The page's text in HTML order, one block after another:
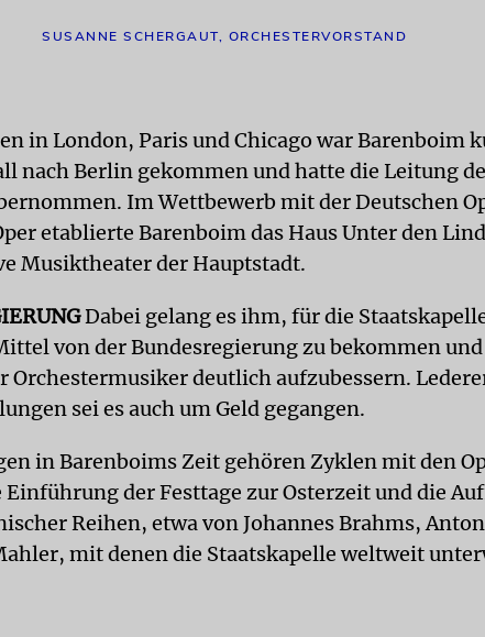
SUSANNE SCHERGAUT, ORCHESTERVORSTAND
in London, Paris und Chicago war Barenboim
nach Berlin gekommen und hatte die Leitung
Im Wettbewerb mit der Deutschen
etablierte Barenboim das Haus Unter den
Musiktheater der Hauptstadt.
Dabei gelang es ihm, für die
von der Bundesregierung zu bekommen
Orchestermusiker deutlich aufzubessern.
sei es auch um Geld gegangen.
in Barenboims Zeit gehören Zyklen mit den
Einführung der Festtage zur Osterzeit und die
Reihen, etwa von Johannes Brahms,
mit denen die Staatskapelle weltweit